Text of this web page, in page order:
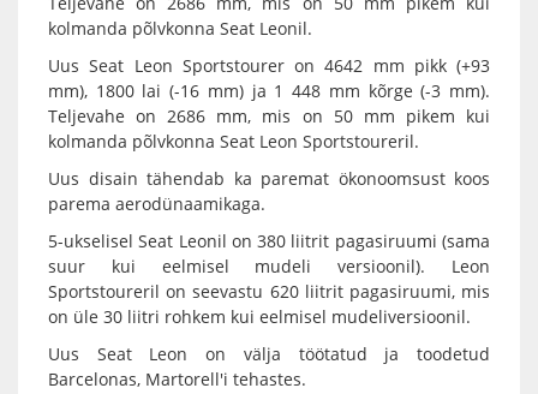
kolmanda põlvkonna Seat Leonil.
Uus Seat Leon Sportstourer on 4642 mm pikk (+93
mm), 1800 lai (-16 mm) ja 1 448 mm kõrge (-3 mm).
Teljevahe on 2686 mm, mis on 50 mm pikem kui
kolmanda põlvkonna Seat Leon Sportstoureril.
Uus disain tähendab ka paremat ökonoomsust koos
parema aerodünaamikaga.
5-ukselisel Seat Leonil on 380 liitrit pagasiruumi (sama
suur kui eelmisel mudeli versioonil). Leon
Sportstoureril on seevastu 620 liitrit pagasiruumi, mis
on üle 30 liitri rohkem kui eelmisel mudeliversioonil.
Uus Seat Leon on välja töötatud ja toodetud
Barcelonas, Martorell'i tehastes.